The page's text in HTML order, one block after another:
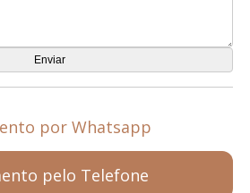
por Whatsapp
pelo Telefone